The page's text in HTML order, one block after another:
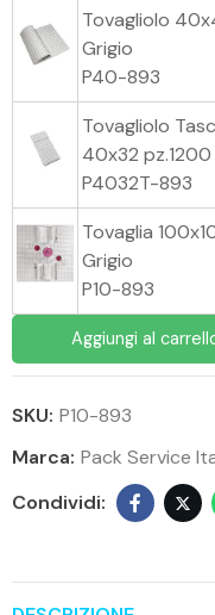
Tovagliolo
Grigio
P40-893
Tovagliolo
40x32 pz.1200
P4032T-893
Tovaglia
Grigio
P10-893
Aggiungi al
SKU: P10-893
Marca: Pack Service